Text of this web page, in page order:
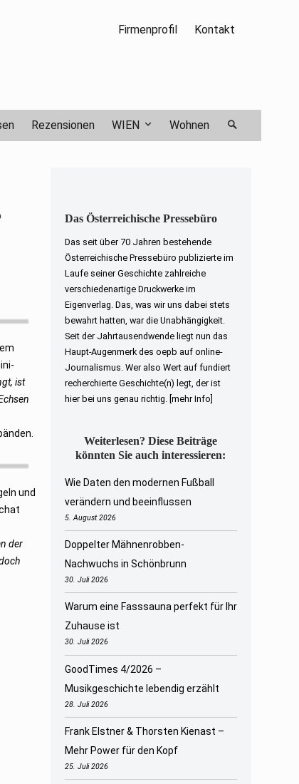
Firmenprofil Kontakt
Rezensionen WIEN Wohnen
ist
und
der
Das Österreichische Pressebüro
Das seit über 70 Jahren bestehende
Österreichische Pressebüro publizierte im
Laufe seiner Geschichte zahlreiche
verschiedenartige Druckwerke im
Eigenverlag. Das, was wir uns dabei stets
bewahrt hatten, war die Unabhängigkeit.
Seit der Jahrtausendwende liegt nun das
Haupt-Augenmerk des oepb auf online-
Journalismus. Wer also Wert auf fundiert
recherchierte Geschichte(n) legt, der ist
hier bei uns genau richtig. [mehr Info]
Weiterlesen? Diese Beiträge
könnten Sie auch interessieren:
Wie Daten den modernen Fußball
verändern und beeinflussen
5. August 2026
Doppelter Mähnenrobben-
Nachwuchs in Schönbrunn
30. Juli 2026
Warum eine Fasssauna perfekt für Ihr
Zuhause ist
30. Juli 2026
GoodTimes 4/2026 –
Musikgeschichte lebendig erzählt
28. Juli 2026
Frank Elstner & Thorsten Kienast –
Mehr Power für den Kopf
25. Juli 2026